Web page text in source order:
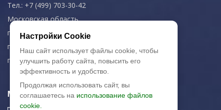
Тел.: +7 (499) 703-30-42
Московская область,
г. Красногорск
пн-чт: 09.00-18.00
пт: 09.00-17.00
Мы в соц. сетях
Настройки Cookie
Наш сайт использует файлы cookie, чтобы
улучшить работу сайта, повысить его
эффективность и удобство.
Продолжая использовать сайт, вы
соглашаетесь на использование файлов
cookie.